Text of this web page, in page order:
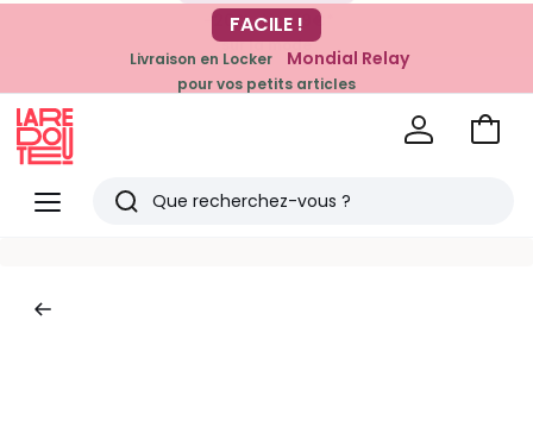
-20% dès 39€*
sur la mode
FACILE !
Livraison en Locker Mondial Relay
pour vos petits articles
Menu
Redoute
Rechercher
Voir